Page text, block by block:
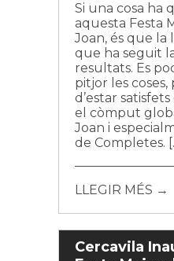
Si una cosa ha
aquesta Festa
Joan, és que la
que ha seguit
resultats. Es
pitjor les
d’estar
el còmput
Joan i
de Completes.
LLEGIR MÉS →
Cercavila